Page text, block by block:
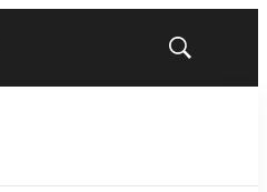
Mostrar